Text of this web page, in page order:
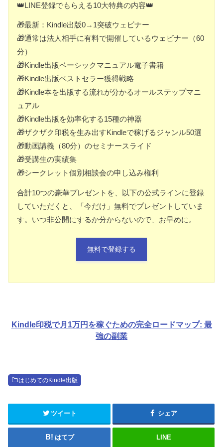
👑LINE登録でもらえる10大特典の内容👑
🎁最新：Kindle出版0→1突破ウェビナー
🎁通常は法人相手に有料で開催しているウェビナー（60
分）
🎁Kindle出版ベーシックマニュアル電子書籍
🎁Kindle出版ベストセラー獲得戦略
🎁Kindle本を出版する流れが分かるオールステップマニ
ュアル
🎁Kindle出版を効率化する15種の神器
🎁ザクザク印税を生み出すKindleで稼げるジャンル50選
🎁動画講義（80分）のセミナースライド
🎁受講生の実績集
🎁シークレット個別相談会の申し込み権利
合計10つの豪華プレゼントを、以下の公式ラインに登録
していただくと、「今だけ」無料でプレゼントしていま
す。いつ非公開にするか分からないので、お早めに。
無料で登録する
Kindle印税で月1万円を稼ぐための完全ロードマップ: 最
強の副業
はじめてのKindle出版
ツイート シェア
はてブ LINE